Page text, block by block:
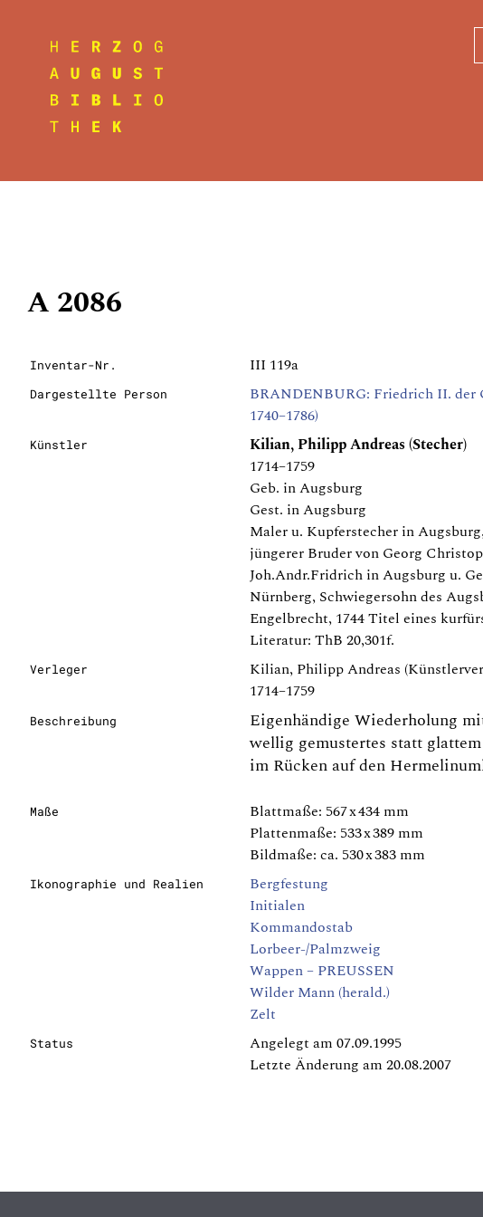
A 2086
Inventar-Nr. III 119a
Dargestellte Person
BRANDENBURG: Friedrich II. der
1740–1786)
Künstler
Kilian, Philipp Andreas (Stecher)
1714–1759
Geb. in Augsburg
Gest. in Augsburg
Maler u. Kupferstecher in
jüngerer Bruder von Georg
Joh.Andr.Fridrich in Augsburg u.
Nürnberg, Schwiegersohn des
Engelbrecht, 1744 Titel eines
Literatur: ThB 20,301f.
Verleger
Kilian, Philipp Andreas
1714–1759
Beschreibung
Eigenhändige Wiederholung
wellig gemustertes statt
im Rücken auf den
Maße
Blattmaße: 567 x 434 mm
Plattenmaße: 533 x 389 mm
Bildmaße: ca. 530 x 383 mm
Ikonographie und Realien
Bergfestung
Initialen
Kommandostab
Lorbeer-/Palmzweig
Wappen – PREUSSEN
Wilder Mann (herald.)
Zelt
Status
Angelegt am 07.09.1995
Letzte Änderung am 20.08.2007